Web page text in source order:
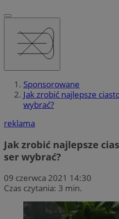
Sponsorowane
Jak zrobić najlepsze
wybrać?
reklama
Jak zrobić najlepsze
ser wybrać?
09 czerwca 2021 14:30
Czas czytania: 3 min.